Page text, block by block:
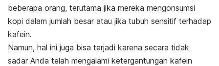
beberapa orang, terutama jika mereka mengonsumsi
kopi dalam jumlah besar atau jika tubuh sensitif terhadap
kafein.
Namun, hal ini juga bisa terjadi karena secara tidak
sadar Anda telah mengalami ketergantungan kafein